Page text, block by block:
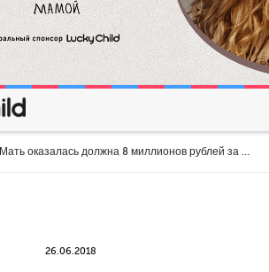
Мать оказалась должна 8 миллионов рублей за разбитую сыном скульптуру
26.06.2018